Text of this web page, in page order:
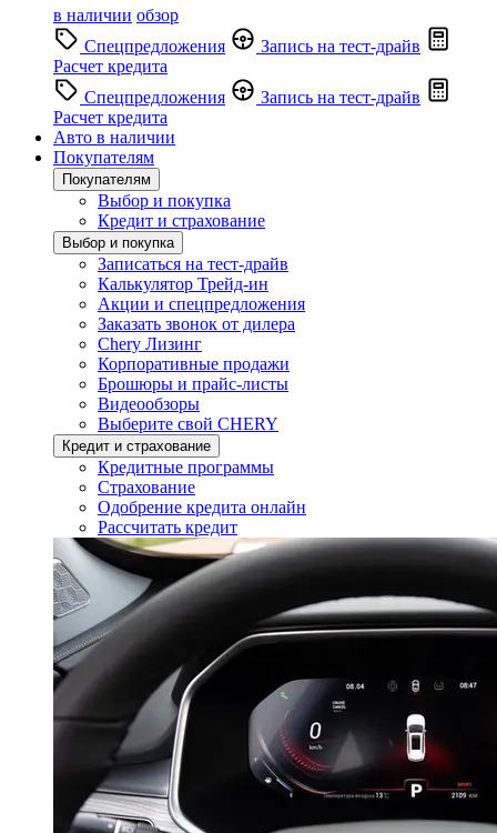
в наличии обзор
Спецпредложения
Запись на тест-драйв
Расчет кредита
Спецпредложения
Запись на тест-драйв
Расчет кредита
Авто в наличии
Покупателям
Покупателям
Выбор и покупка
Кредит и страхование
Выбор и покупка
Записаться на тест-драйв
Калькулятор Трейд-ин
Акции и спецпредложения
Заказать звонок от дилера
Chery Лизинг
Корпоративные продажи
Брошюры и прайс-листы
Видеообзоры
Выберите свой CHERY
Кредит и страхование
Кредитные программы
Страхование
Одобрение кредита онлайн
Рассчитать кредит